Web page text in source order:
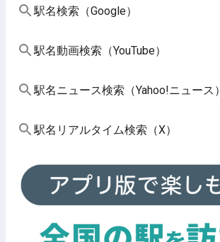
駅名検索（Google）
駅名動画検索（YouTube）
駅名ニュース検索（Yahoo!ニュース）
駅名リアルタイム検索（X）